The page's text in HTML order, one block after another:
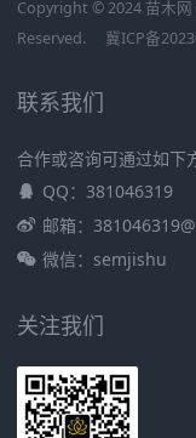
Copyright © 2024 苗木
Reserved.
冀ICP备
联系我们
合作或咨询可通过如下
QQ：381046319
邮箱：
微信：semjishu
关注我们